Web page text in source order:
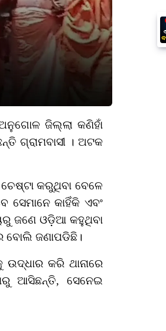
ଜିଲ୍ଲା କଣିହାଁ
ଗ୍ରାମବାସୀ । ଅଟକ
ଚେଷ୍ଟା କରୁଥିବା ବେଳେ
ସେମାନେ କାହିଁକି ଏବଂ
ଜଣେ ଓଡ଼ିଆ କହୁଥିବା
ଜଣାପଡିଛି।
ଉଦ୍ଧାର କରି ଥାନାରେ
ଆସିଛନ୍ତି, ସେନେଇ